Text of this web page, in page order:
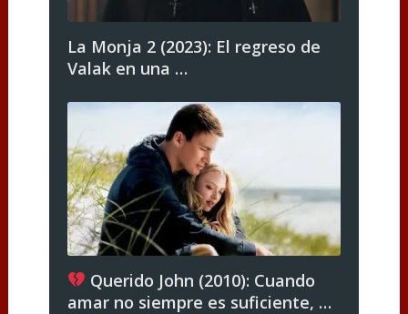
La Monja 2 (2023): El regreso de
Valak en una …
Querido John (2010): Cuando
amar no siempre es suficiente, …